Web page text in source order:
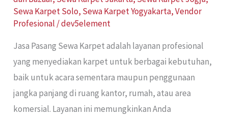
Sewa Karpet Solo, Sewa Karpet Yogyakarta,Vendor
Profesional /dev5element
Jasa Pasang Sewa Karpet adalah layanan profesional
yang menyediakan karpet untuk berbagai kebutuhan,
baik untuk acara sementara maupun penggunaan
jangka panjang di ruang kantor, rumah, atau area
komersial. Layanan ini memungkinkan Anda